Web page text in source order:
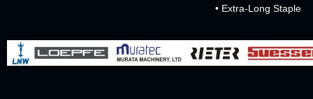
• Extra-Long Staple